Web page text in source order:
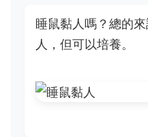
睡鼠黏人嗎？總的
人，但可以培養。